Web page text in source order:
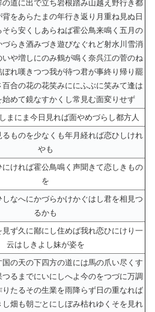
道に出で立ち岩根踏み山越え野行き都
をあらたまの年行き返り月重ね見ぬ日
そら安くしあらねば霍公鳥来鳴く五月の
づらき酒みづき遊びなぐれど射水川雪消
や増しにのみ鶴が鳴く奈呉江の菅のね
ぼれ嘆きつつ我が待つ君が事終り帰り罷
百合の花の花笑みににふぶに笑みて逢は
始めて鏡なすかくし常見む面変りせず
まにま今日見れば面やめづらし都方人
ものを少なくも年月経れば恋ひしけれ
やも
にければ霍公鳥鳴く声聞きて恋しきもの
を
しなへにかづらかけかぐはし君を相見つ
るかも
ず久に鄙にし住めば我れ恋ひにけり一
云はしきよし妹が姿を
国の天の下四方の道には馬の爪い尽くす
るまでにいにしへよ今のをつづに万調
たるその生業を雨降らず日の重なれば
畑も朝ごとにしぼみ枯れゆくそを見れ